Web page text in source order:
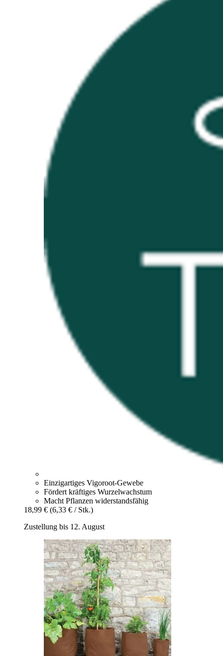
Einzigartiges Vigoroot-Gewebe
Fördert kräftiges Wurzelwachstum
Macht Pflanzen widerstandsfähig
18,99 € (6,33 € / Stk.)
Zustellung bis 12. August